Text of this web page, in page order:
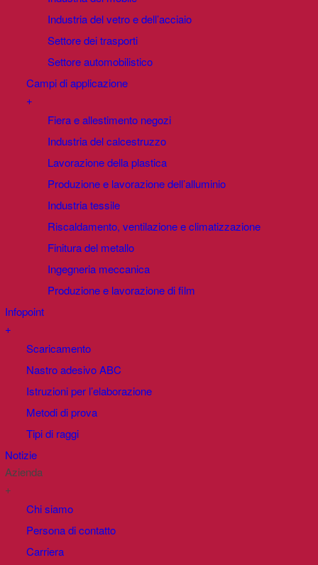
Industria del vetro e dell’acciaio
Settore dei trasporti
Settore automobilistico
Campi di applicazione
+
Fiera e allestimento negozi
Industria del calcestruzzo
Lavorazione della plastica
Produzione e lavorazione dell’alluminio
Industria tessile
Riscaldamento, ventilazione e climatizzazione
Finitura del metallo
Ingegneria meccanica
Produzione e lavorazione di film
Infopoint
+
Scaricamento
Nastro adesivo ABC
Istruzioni per l’elaborazione
Metodi di prova
Tipi di raggi
Notizie
Azienda
+
Chi siamo
Persona di contatto
Carriera